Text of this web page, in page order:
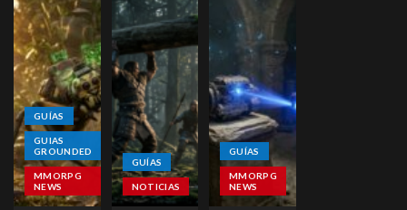
GUÍAS
GUIAS
GROUNDED
MMORPG
NEWS
GUÍAS
NOTICIAS
GUÍAS
MMORPG
NEWS